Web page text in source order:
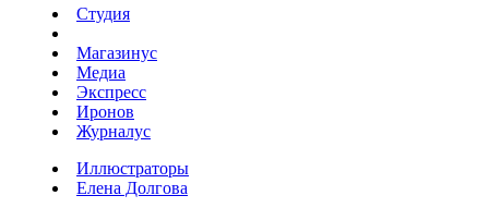
Студия
Магазинус
Медиа
Экспресс
Иронов
Журналус
Иллюстраторы
Елена Долгова